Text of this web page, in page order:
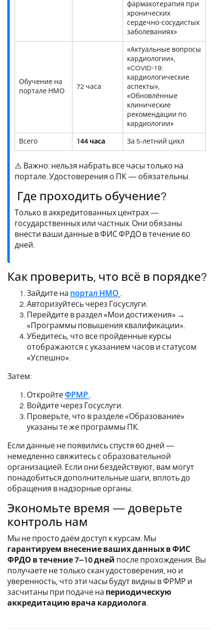
фармакотерапия при
хронических
сердечно-сосудистых
заболеваниях»
Обучение на
портале НМО
72 часа
«Актуальные вопросы
кардиологии»,
«COVID-19:
кардиологические
аспекты»,
«Обновлённые
клинические
рекомендации по
кардиологии»
Всего 144 часа За 5‑летний цикл
⚠️ Важно: нельзя набрать все часы только на
портале. Удостоверения о ПК — обязательны.
Где проходить обучение?
Только в аккредитованных центрах —
государственных или частных. Они обязаны
внести ваши данные в ФИС ФРДО в течение 60
дней.
Как проверить, что всё в порядке?
Зайдите на портал НМО
Авторизуйтесь через Госуслуги.
Перейдите в раздел «Мои достижения» →
«Программы повышения квалификации».
Убедитесь, что все пройденные курсы
отображаются с указанием часов и статусом
«Успешно».
Затем:
ОткройтеФРМР
Войдите через Госуслуги.
Проверьте, что в разделе «Образование»
указаны те же программы ПК.
Если данные не появились спустя 60 дней —
немедленно свяжитесь с образовательной
организацией. Если они бездействуют, вам могут
понадобиться дополнительные шаги, вплоть до
обращения в надзорные органы.
Экономьте время — доверьте
контроль нам
Мы не просто даём доступ к курсам. Мы
гарантируем внесение ваших данных в ФИС
ФРДО в течение 7–10 дней после прохождения. Вы
получаете не только скан удостоверения, но и
уверенность, что эти часы будут видны в ФРМР и
засчитаны при подаче на периодическую
аккредитацию врача кардиолога